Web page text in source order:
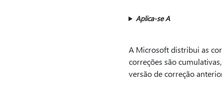
Aplica-se A
A Microsoft distribui as
correções são
versão de correção